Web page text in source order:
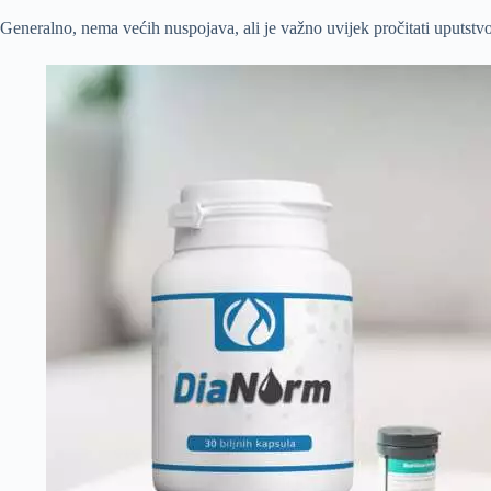
Generalno, nema većih nuspojava, ali je važno uvijek pročitati